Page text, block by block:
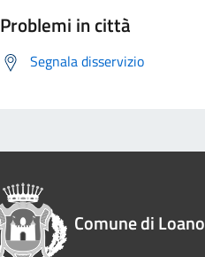
Problemi in città
Segnala disservizio
Comune di Loano